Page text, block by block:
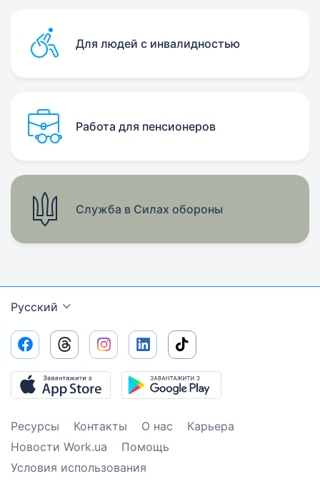
Для людей с инвалидностью
Работа для пенсионеров
Служба в Силах обороны
Русский
Ресурсы Контакты О нас
Карьера
Новости Work.ua
Помощь
Условия использования